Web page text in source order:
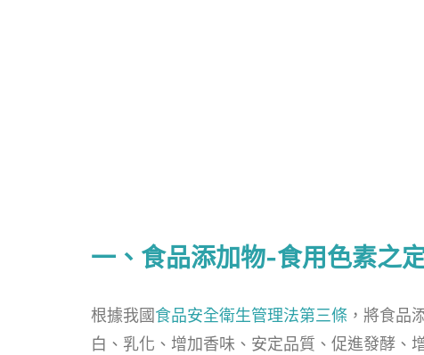
一、食品添加物-食用色素之
根據我國食品安全衛生管理法第三條 ，將食品
白、乳化、增加香味、安定品質、促進發酵、